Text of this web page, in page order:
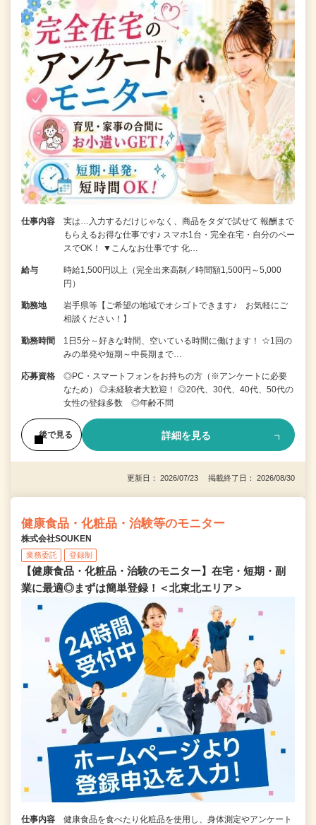
仕事内容
実は…入力するだけじゃなく、商品をタダで試せて 報酬まで
もらえるお得な仕事です♪ スマホ1台・完全在宅・自分のペー
スでOK！ ▼こんなお仕事です 化…
給与
時給1,500円以上（完全出来高制／時間額1,500円～5,000
円）
勤務地
岩手県等【ご希望の地域でオシゴトできます♪ お気軽にご
相談ください！】
勤務時間
1日5分～好きな時間、空いている時間に働けます！ ☆1回の
みの単発や短期～中長期まで…
応募資格
◎PC・スマートフォンをお持ちの方（※アンケートに必要
なため） ◎未経験者大歓迎！ ◎20代、30代、40代、50代の
女性の登録多数 ◎年齢不問
後で見る 詳細を見る
更新日： 2026/07/23 掲載終了日： 2026/08/30
健康食品・化粧品・治験等のモニター
株式会社SOUKEN
業務委託 登録制
【健康食品・化粧品・治験のモニター】在宅・短期・副
業に最適◎まずは簡単登録！＜北東北エリア＞
仕事内容 健康食品を食べたり化粧品を使用し、身体測定やアンケート